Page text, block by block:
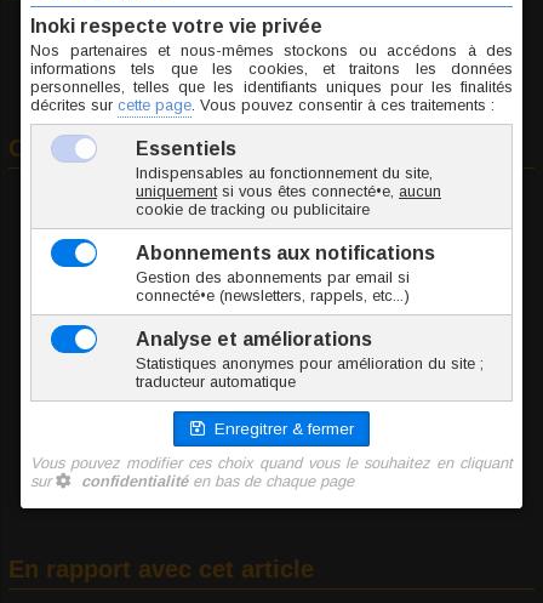
Commander
A Circonférence
ZBAR003-54
12 g
4.90 € TTC l'unité
Ajouter au panier
En rapport avec cet article